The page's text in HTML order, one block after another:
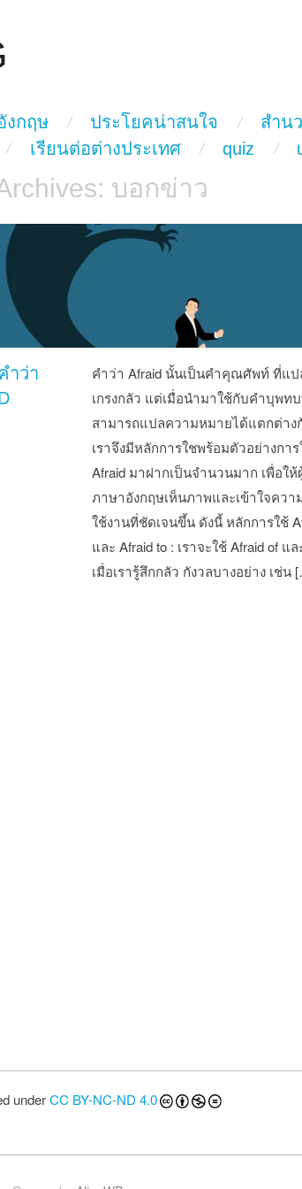
งกฤษ ประโยคน่าสนใจ สำน
เรียนต่อต่างประเทศ quiz
บอกข่าว
ำว่า
คำว่า Afraid นั้นเป็นคำคุณศัพท์ ที่แป
เกรงกลัว แต่เมื่อนำมาใช้กับคำบุพท
สามารถแปลความหมายได้แตกต่าง
เราจึงมีหลักการใชพร้อมตัวอย่างกา
Afraid มาฝากเป็นจำนวนมาก เพื่อให้
ภาษาอังกฤษเห็นภาพและเข้าใจควา
ใช้งานที่ชัดเจนขึ้น ดังนี้ หลักการใช้
และ Afraid to : เราจะใช้ Afraid of แล
เมื่อเรารู้สึกกลัว กังวลบางอย่าง เช่น
underCC BY-NC-ND 4.0